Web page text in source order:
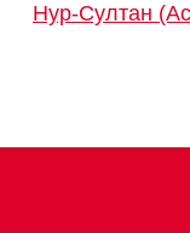
Нур-Султан